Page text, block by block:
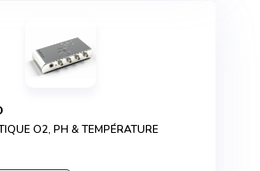
O2, PH & TEMPÉRATURE